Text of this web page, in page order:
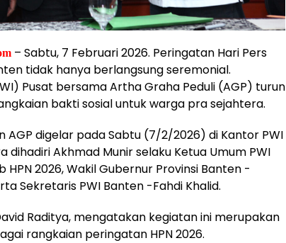
– Sabtu, 7 Februari 2026. Peringatan Hari Pers
tidak hanya berlangsung seremonial.
Pusat bersama Artha Graha Peduli (AGP) turun
bakti sosial untuk warga pra sejahtera.
AGP digelar pada Sabtu (7/2/2026) di Kantor PWI
dihadiri Akhmad Munir selaku Ketua Umum PWI
2026, Wakil Gubernur Provinsi Banten -
Sekretaris PWI Banten -Fahdi Khalid.
Raditya, mengatakan kegiatan ini merupakan
rangkaian peringatan HPN 2026.